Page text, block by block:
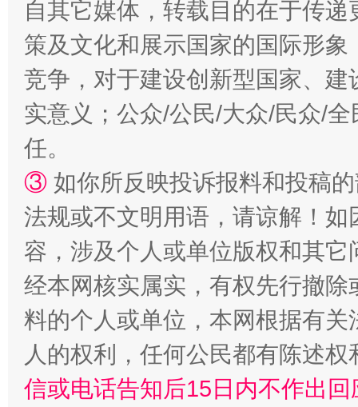
扯下公款旅游的“隐身衣” 如何以
“蜀中异人”王建安的艺术幻境
自其它媒体，转载目的在于传
策及文化和展示国家的国际形
竞争，对于建设创新型国家、
实意义；公众/公民/大众/民众/
任。
③ 如你所反映投诉报料和投稿
法规或不文明用语，请谅解！
容，涉及个人或单位版权和其它
经本网核实属实，有权先行撤
料的个人或单位，本网根据有
人的权利，任何公民都有陈述
信或电话告知后15日内不作出